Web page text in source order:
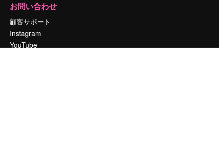
お問い合わせ
顧客サポート
Instagram
YouTube